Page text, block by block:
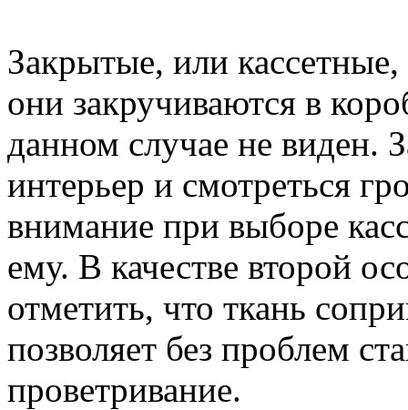
Закрытые, или
они закручиваются в
данном случае не виден.
интерьер и смотреться
внимание при выборе
ему. В качестве второй
отметить, что ткань
позволяет без проблем
проветривание.